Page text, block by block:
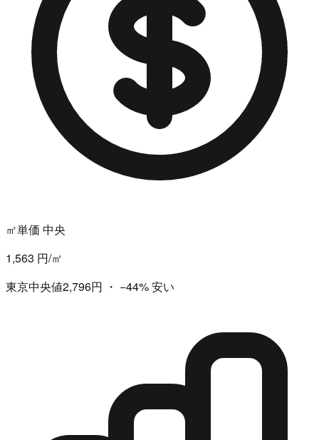
㎡単価 中央
1,563 円/㎡
東京中央値2,796円 ・ −44%安い